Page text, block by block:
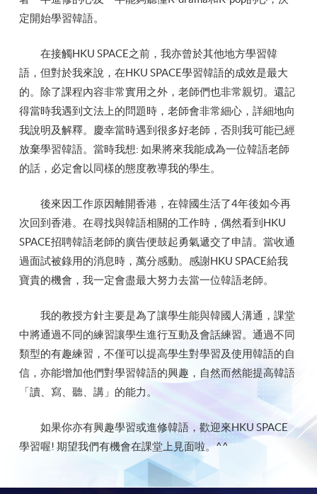
定開始學習韓語。
在接觸HKU SPACE之前，我亦曾於其他地方學習韓
語，但對於我來說，在HKU SPACE學習韓語的成效是最大
的。除了課程內容非常實用之外，老師們也非常親切。還記
得當時我遇到文法上的問題時，老師會非常細心，詳細地向
我說明及解釋。慶幸當時遇到很多好老師，否則我可能已經
放棄學習韓語。當時我想: 如果將來我能成為一位韓語老師
的話，必定會以同樣的態度教導我的學生。
後來因工作原因離開香港，在韓國生活了4年後如今再
次回到香港。在尋找與韓語相關的工作時，偶然看到HKU
SPACE招聘韓語老師的廣告便鼓起勇氣遞交了申請。當收通
過面試被錄用的消息時，萬分感動。感謝HKU SPACE給我
寶貴的機會，我一定會盡最大努力去當一位韓語老師。
我的教授方針主要是為了讓學生能與韓國人溝通，課堂
中將通過不同的練習讓學生進行互動及會話練習。通過不同
類型的有趣練習，不僅可以提高學生對學習及使用韓語的自
信，亦能增加他們對學習韓語的興趣，自然而然能提高韓語
「讀、寫、聽、講」的能力。
如果你亦有興趣學習或進修韓語，歡迎來HKU SPACE
學習喔! 期望我們有機會在課堂上見面啦。^^